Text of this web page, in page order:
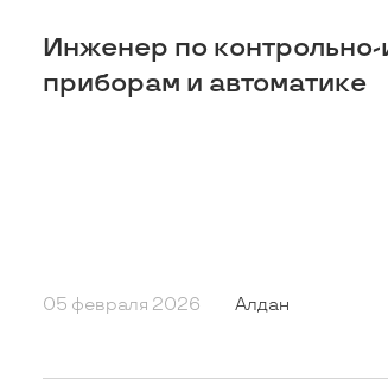
Инженер по
приборам и автоматике
05 февраля 2026 Алдан